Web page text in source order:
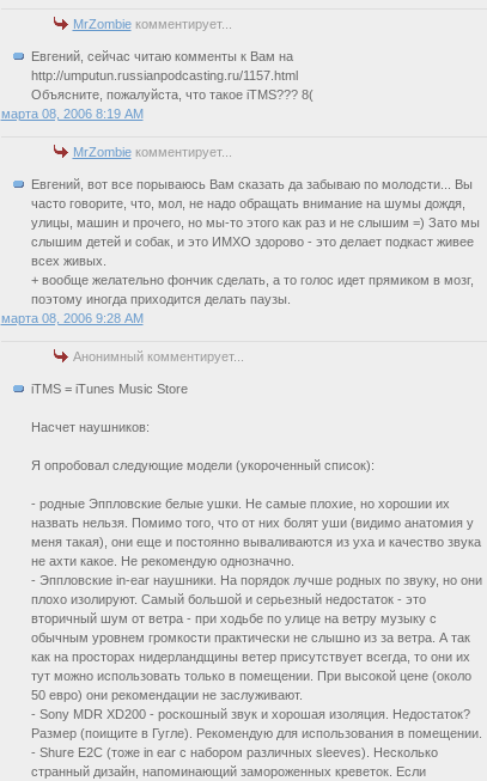
MrZombieкомментирует...
Евгений, сейчас читаю комменты к Вам на
http://umputun.russianpodcasting.ru/1157.html
Объясните, пожалуйста, что такое iTMS??? 8(
марта 08, 2006 8:19 AM
MrZombieкомментирует...
Евгений, вот все порываюсь Вам сказать да забываю по молодсти... Вы
часто говорите, что, мол, не надо обращать внимание на шумы дождя,
улицы, машин и прочего, но мы-то этого как раз и не слышим =) Зато мы
слышим детей и собак, и это ИМХО здорово - это делает подкаст живее
всех живых.
+ вообще желательно фончик сделать, а то голос идет прямиком в мозг,
поэтому иногда приходится делать паузы.
марта 08, 2006 9:28 AM
Анонимный комментирует...
iTMS = iTunes Music Store
Насчет наушников:
Я опробовал следующие модели (укороченный список):
- родные Эппловские белые ушки. Не самые плохие, но хорошии их
назвать нельзя. Помимо того, что от них болят уши (видимо анатомия у
меня такая), они еще и постоянно вываливаются из уха и качество звука
не ахти какое. Не рекомендую однозначно.
- Эппловские in-ear наушники. На порядок лучше родных по звуку, но они
плохо изолируют. Самый большой и серьезный недостаток - это
вторичный шум от ветра - при ходьбе по улице на ветру музыку с
обычным уровнем громкости практически не слышно из за ветра. А так
как на просторах нидерландщины ветер присутствует всегда, то они их
тут можно использовать только в помещении. При высокой цене (около
50 евро) они рекомендации не заслуживают.
- Sony MDR XD200 - роскошный звук и хорошая изоляция. Недостаток?
Размер (поищите в Гугле). Рекомендую для использования в помещении.
- Shure E2C (тоже in ear с набором различных sleeves). Несколько
странный дизайн, напоминающий замороженных креветок. Если